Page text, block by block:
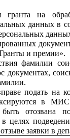
гранта на
данных в
и премии».
фамилии
документах,
подать на
в
отозвана
целях
заявки в